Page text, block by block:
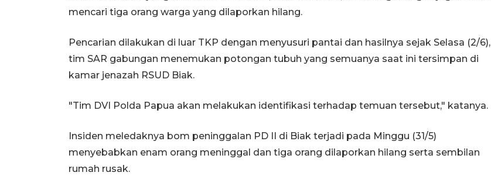
mencari tiga orang warga yang dilaporkan hilang.
Pencarian dilakukan di luar TKP dengan menyusuri pantai dan hasilnya sejak Selasa (2/6),
tim SAR gabungan menemukan potongan tubuh yang semuanya saat ini tersimpan di
kamar jenazah RSUD Biak.
"Tim DVI Polda Papua akan melakukan identifikasi terhadap temuan tersebut," katanya.
Insiden meledaknya bom peninggalan PD II di Biak terjadi pada Minggu (31/5)
menyebabkan enam orang meninggal dan tiga orang dilaporkan hilang serta sembilan
rumah rusak.